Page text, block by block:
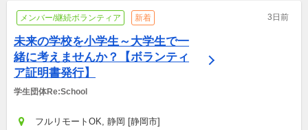
メンバー/継続ボランティア 新着 3日前
未来の学校を小学生～大学生で一
緒に考えませんか？【ボランティ
ア証明書発行】
学生団体Re:School
フルリモートOK, 静岡 [静岡市]